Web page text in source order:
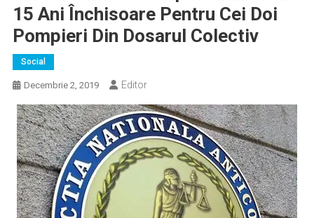
15 Ani Închisoare Pentru Cei Doi
Pompieri Din Dosarul Colectiv
Social
Decembrie 2, 2019 Editor